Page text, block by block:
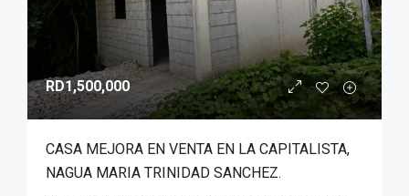
RD1,500,000
CASA MEJORA EN VENTA EN LA CAPITALISTA,
NAGUA MARIA TRINIDAD SANCHEZ.